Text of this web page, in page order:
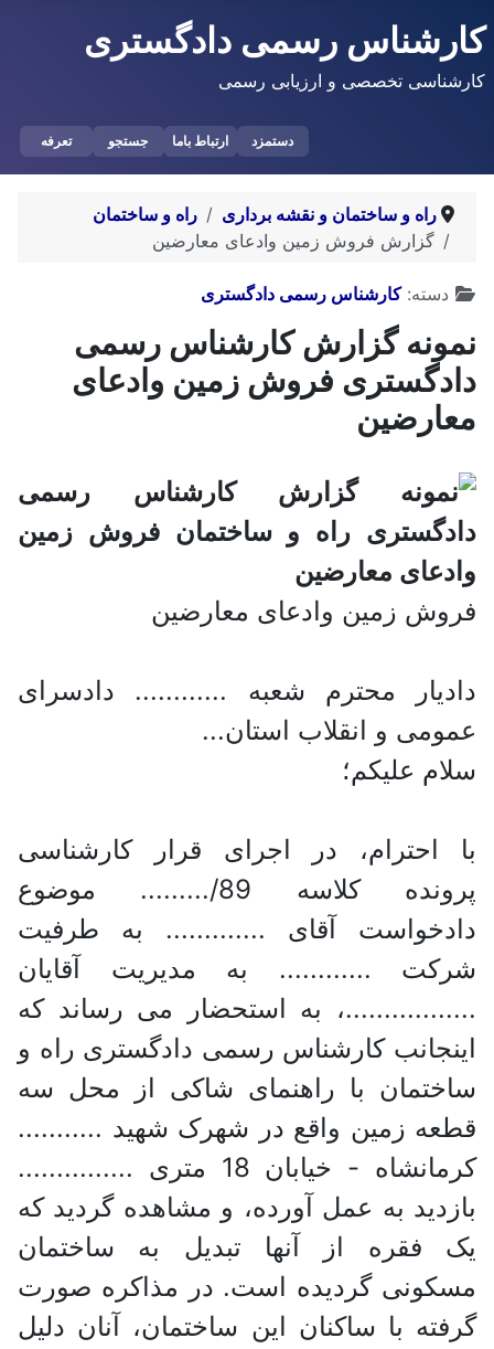
کارشناس رسمی دادگستری
کارشناسی تخصصی و ارزیابی رسمی
دستمزد ارتباط باما جستجو تعرفه
راه و ساختمان و نقشه برداری
راه و ساختمان
گزارش فروش زمین وادعای معارضین
توضیحات
دسته:کارشناس رسمی دادگستری
نمونه گزارش کارشناس رسمی
دادگستری فروش زمین وادعای
معارضین
فروش زمین وادعای معارضین
دادیار محترم شعبه ............ دادسرای
عمومی و انقلاب استان...
سلام علیکم؛
با احترام، در اجرای قرار کارشناسی
پرونده کلاسه 89/......... موضوع
دادخواست آقای ............. به طرفیت
شرکت ............ به مدیریت آقایان
.................، به استحضار می رساند که
اینجانب کارشناس رسمی دادگستری راه و
ساختمان با راهنمای شاکی از محل سه
قطعه زمین واقع در شهرک شهید ...........
کرمانشاه - خیابان 18 متری ...............
بازدید به عمل آورده، و مشاهده گردید که
یک فقره از آنها تبدیل به ساختمان
مسکونی گردیده است. در مذاکره صورت
گرفته با ساکنان این ساختمان، آنان دلیل